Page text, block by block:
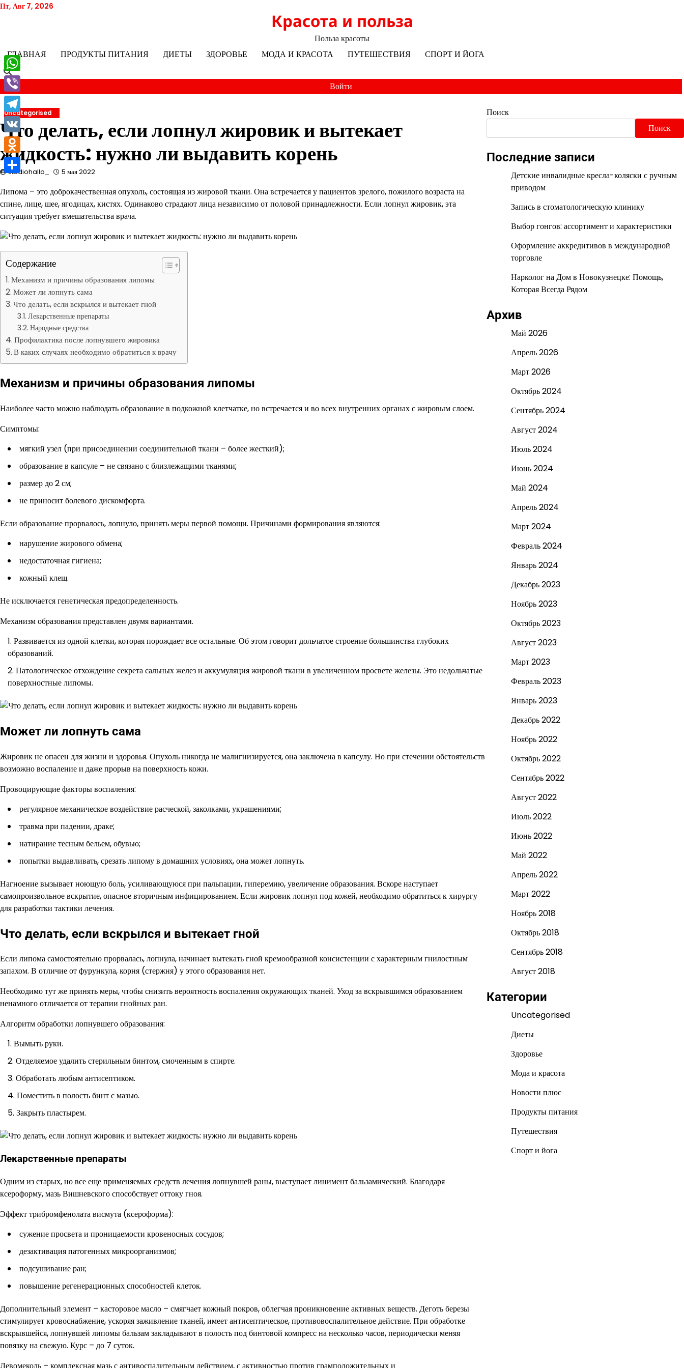
Перейти
Пт, Авг 7, 2026
Красота и польза
Польза красоты
ГЛАВНАЯ
ПРОДУКТЫ ПИТАНИЯ ДИЕТЫ ЗДОРОВЬЕ МОДА И КРАСОТА ПУТЕШЕСТВИЯ СПОРТ И ЙОГА
Войти
Uncategorised
Что делать, если лопнул жировик и вытекает
жидкость: нужно ли выдавить корень
studiohallo_ 5 мая 2022
Липома – это доброкачественная опухоль, состоящая из жировой ткани. Она встречается у пациентов зрелого, пожилого возраста на
спине, лице, шее, ягодицах, кистях. Одинаково страдают лица независимо от половой принадлежности. Если лопнул жировик, эта
ситуация требует вмешательства врача.
Содержание
Механизм и причины образования липомы
Может ли лопнуть сама
Что делать, если вскрылся и вытекает гной
Лекарственные препараты
Народные средства
Профилактика после лопнувшего жировика
В каких случаях необходимо обратиться к врачу
Механизм и причины образования липомы
Наиболее часто можно наблюдать образование в подкожной клетчатке, но встречается и во всех внутренних органах с жировым слоем.
Симптомы:
мягкий узел (при присоединении соединительной ткани – более жесткий);
образование в капсуле – не связано с близлежащими тканями;
размер до 2 см;
не приносит болевого дискомфорта.
Если образование прорвалось, лопнуло, принять меры первой помощи. Причинами формирования являются:
нарушение жирового обмена;
недостаточная гигиена;
кожный клещ.
Не исключается генетическая предопределенность.
Механизм образования представлен двумя вариантами.
Развивается из одной клетки, которая порождает все остальные. Об этом говорит дольчатое строение большинства глубоких
образований.
Патологическое отхождение секрета сальных желез и аккумуляция жировой ткани в увеличенном просвете железы. Это недольчатые
поверхностные липомы.
Может ли лопнуть сама
Жировик не опасен для жизни и здоровья. Опухоль никогда не малигнизируется, она заключена в капсулу. Но при стечении обстоятельств
возможно воспаление и даже прорыв на поверхность кожи.
Провоцирующие факторы воспаления:
регулярное механическое воздействие расческой, заколками, украшениями;
травма при падении, драке;
натирание тесным бельем, обувью;
попытки выдавливать, срезать липому в домашних условиях, она может лопнуть.
Нагноение вызывает ноющую боль, усиливающуюся при пальпации, гиперемию, увеличение образования. Вскоре наступает
самопроизвольное вскрытие, опасное вторичным инфицированием. Если жировик лопнул под кожей, необходимо обратиться к хирургу
для разработки тактики лечения.
Что делать, если вскрылся и вытекает гной
Если липома самостоятельно прорвалась, лопнула, начинает вытекать гной кремообразной консистенции с характерным гнилостным
запахом. В отличие от фурункула, корня (стержня) у этого образования нет.
Необходимо тут же принять меры, чтобы снизить вероятность воспаления окружающих тканей. Уход за вскрывшимся образованием
ненамного отличается от терапии гнойных ран.
Алгоритм обработки лопнувшего образования:
Вымыть руки.
Отделяемое удалить стерильным бинтом, смоченным в спирте.
Обработать любым антисептиком.
Поместить в полость бинт с мазью.
Закрыть пластырем.
Лекарственные препараты
Одним из старых, но все еще применяемых средств лечения лопнувшей раны, выступает линимент бальзамический. Благодаря
ксероформу, мазь Вишневского способствует оттоку гноя.
Эффект трибромфенолата висмута (ксероформа):
сужение просвета и проницаемости кровеносных сосудов;
дезактивация патогенных микроорганизмов;
подсушивание ран;
повышение регенерационных способностей клеток.
Дополнительный элемент – касторовое масло – смягчает кожный покров, облегчая проникновение активных веществ. Деготь березы
стимулирует кровоснабжение, ускоряя заживление тканей, имеет антисептическое, противовоспалительное действие. При обработке
вскрывшейся, лопнувшей липомы бальзам закладывают в полость под бинтовой компресс на несколько часов, периодически меняя
повязку на свежую. Курс – до 7 суток.
Левомеколь – комплексная мазь с антивоспалительным действием, с активностью против грамположительных и
Поиск
Поиск
Последние записи
Детские инвалидные кресла-коляски с ручным
приводом
Запись в стоматологическую клинику
Выбор гонгов: ассортимент и характеристики
Оформление аккредитивов в международной
торговле
Нарколог на Дом в Новокузнецке: Помощь,
Которая Всегда Рядом
Архив
Май 2026
Апрель 2026
Март 2026
Октябрь 2024
Сентябрь 2024
Август 2024
Июль 2024
Июнь 2024
Май 2024
Апрель 2024
Март 2024
Февраль 2024
Январь 2024
Декабрь 2023
Ноябрь 2023
Октябрь 2023
Август 2023
Март 2023
Февраль 2023
Январь 2023
Декабрь 2022
Ноябрь 2022
Октябрь 2022
Сентябрь 2022
Август 2022
Июль 2022
Июнь 2022
Май 2022
Апрель 2022
Март 2022
Ноябрь 2018
Октябрь 2018
Сентябрь 2018
Август 2018
Категории
Uncategorised
Диеты
Здоровье
Мода и красота
Новости плюс
Продукты питания
Путешествия
Спорт и йога
WhatsApp
Viber
Telegram
VK
Odnoklassniki